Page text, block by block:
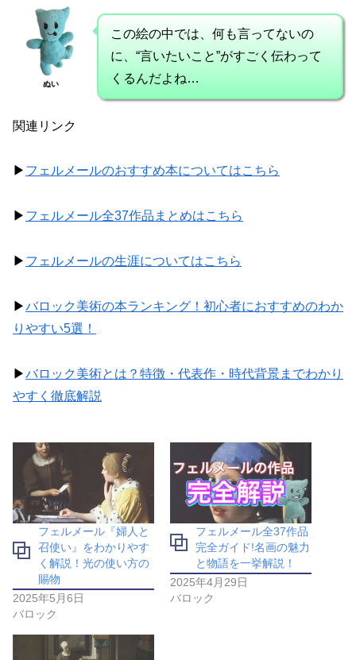
ぬい
この絵の中では、何も言ってないの
に、“言いたいこと”がすごく伝わって
くるんだよね…
関連リンク
▶ フェルメールのおすすめ本についてはこちら
▶ フェルメール全37作品まとめはこちら
▶ フェルメールの生涯についてはこちら
▶バロック美術の本ランキング！初心者におすすめのわか
りやすい5選！
▶バロック美術とは？特徴・代表作・時代背景までわかり
やすく徹底解説
フェルメール『婦人と
召使い』をわかりやす
く解説！光の使い方の
賜物
2025年5月6日
バロック
フェルメール全37作品
完全ガイド!名画の魅力
と物語を一挙解説！
2025年4月29日
バロック